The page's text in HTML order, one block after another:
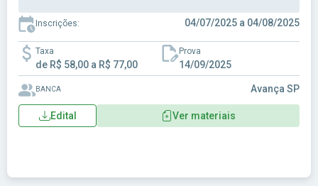
Inscrições: 04/07/2025 a 04/08/2025
Taxa
de R$ 58,00 a R$ 77,00
Prova
14/09/2025
BANCA Avança SP
Edital Ver materiais